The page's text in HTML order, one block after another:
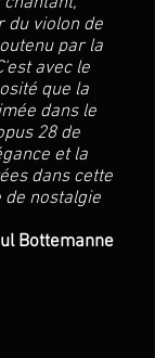
du violon de
par la
avec le
que la
dans le
28 de
et la
dans cette
nostalgie
Bottemanne